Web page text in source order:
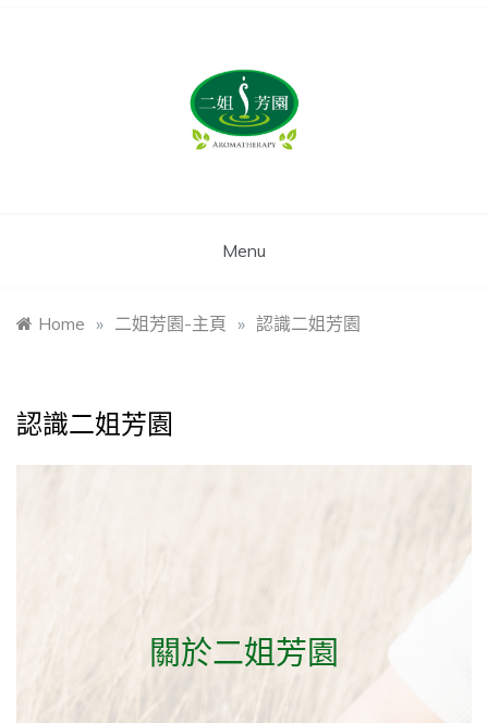
Menu
Home » 二姐芳園-主頁 » 認識二姐芳園
認識二姐芳園
關於二姐芳園